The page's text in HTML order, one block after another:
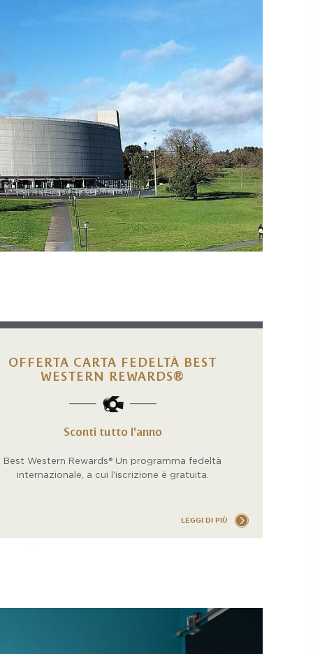
OFFERTA CARTA FEDELTÀ BEST
WESTERN REWARDS®
Sconti tutto l'anno
Best Western Rewards® Un programma fedeltà
internazionale, a cui l'iscrizione è gratuita.
LEGGI DI PIÙ